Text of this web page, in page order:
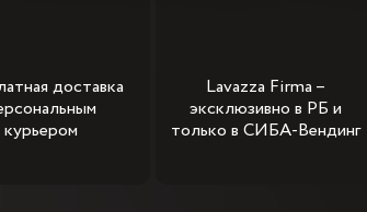
доставка
курьером
Lavazza Firma –
эксклюзивно в РБ и
только в СИБА-Вендинг